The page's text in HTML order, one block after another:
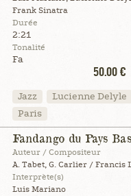
Frank Sinatra
Durée
2:21
Tonalité
Fa
50.00 €
Jazz
Lucienne Delyle
Paris
Fandango du Pays
Auteur / Compositeur
A. Tabet, G. Carlier / Francis
Interprète(s)
Luis Mariano